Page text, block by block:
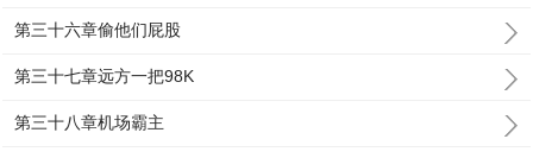
第三十六章偷他们屁股
第三十七章远方一把98K
第三十八章机场霸主